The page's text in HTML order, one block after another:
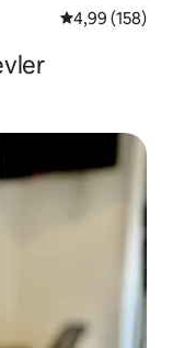
5 üzerinden
4,99 (158)